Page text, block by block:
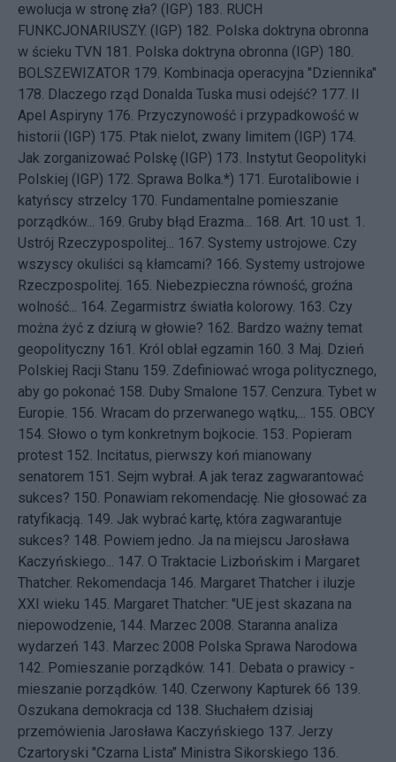
ewolucja w stronę zła? (IGP) 183. RUCH
FUNKCJONARIUSZY. (IGP) 182. Polska doktryna obronna
w ścieku TVN 181. Polska doktryna obronna (IGP) 180.
BOLSZEWIZATOR 179. Kombinacja operacyjna "Dziennika"
178. Dlaczego rząd Donalda Tuska musi odejść? 177. II
Apel Aspiryny 176. Przyczynowość i przypadkowość w
historii (IGP) 175. Ptak nielot, zwany limitem (IGP) 174.
Jak zorganizować Polskę (IGP) 173. Instytut Geopolityki
Polskiej (IGP) 172. Sprawa Bolka.*) 171. Eurotalibowie i
katyńscy strzelcy 170. Fundamentalne pomieszanie
porządków... 169. Gruby błąd Erazma... 168. Art. 10 ust. 1.
Ustrój Rzeczypospolitej... 167. Systemy ustrojowe. Czy
wszyscy okuliści są kłamcami? 166. Systemy ustrojowe
Rzeczpospolitej. 165. Niebezpieczna równość, groźna
wolność... 164. Zegarmistrz światła kolorowy. 163. Czy
można żyć z dziurą w głowie? 162. Bardzo ważny temat
geopolityczny 161. Król oblał egzamin 160. 3 Maj. Dzień
Polskiej Racji Stanu 159. Zdefiniować wroga politycznego,
aby go pokonać 158. Duby Smalone 157. Cenzura. Tybet w
Europie. 156. Wracam do przerwanego wątku,... 155. OBCY
154. Słowo o tym konkretnym bojkocie. 153. Popieram
protest 152. Incitatus, pierwszy koń mianowany
senatorem 151. Sejm wybrał. A jak teraz zagwarantować
sukces? 150. Ponawiam rekomendację. Nie głosować za
ratyfikacją. 149. Jak wybrać kartę, która zagwarantuje
sukces? 148. Powiem jedno. Ja na miejscu Jarosława
Kaczyńskiego... 147. O Traktacie Lizbońskim i Margaret
Thatcher. Rekomendacja 146. Margaret Thatcher i iluzje
XXI wieku 145. Margaret Thatcher: "UE jest skazana na
niepowodzenie, 144. Marzec 2008. Staranna analiza
wydarzeń 143. Marzec 2008 Polska Sprawa Narodowa
142. Pomieszanie porządków. 141. Debata o prawicy -
mieszanie porządków. 140. Czerwony Kapturek 66 139.
Oszukana demokracja cd 138. Słuchałem dzisiaj
przemówienia Jarosława Kaczyńskiego 137. Jerzy
Czartoryski "Czarna Lista" Ministra Sikorskiego 136.